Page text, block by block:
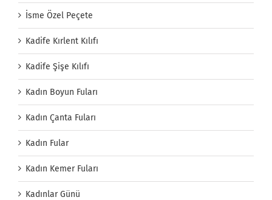
İsme Özel Peçete
Kadife Kırlent Kılıfı
Kadife Şişe Kılıfı
Kadın Boyun Fuları
Kadın Çanta Fuları
Kadın Fular
Kadın Kemer Fuları
Kadınlar Günü